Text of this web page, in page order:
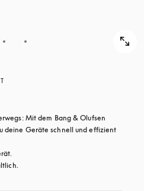
Mit dem Bang & Olufsen
deine Geräte schnell und effizient